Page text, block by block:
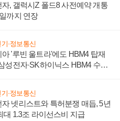
자, 갤럭시Z 폴드8 사전예약 개통
까지 연장
·정보통신
'루빈 울트라'에도 HBM4 탑재
성전자·SK하이닉스 HBM4 수율
·정보통신
넷리스트와 특허분쟁 매듭, 5년
대 1.3조 라이선스비 지급